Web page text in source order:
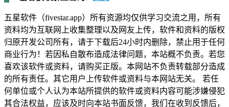
五星软件（fivestar.app）所有资源均仅供学习交流之用，所有
资料均为互联网上收集整理以及网友上传，软件和资料的版权
归原开发公司所有，请于下载后24小时内删除，禁止用于任何
商业行为！若因私自散布造成法律问题，本站概不负责。若您
喜欢该软件或资料，请购买正版。本网站不负责转载部分造成
的所有责任。其它用户上传软件或资料与本网站无关。 若任
何单位或个人认为本站所提供的软件或资料内容可能涉嫌侵犯
其合法权益，应该及时向本站书面反馈，我们在收到反馈后，